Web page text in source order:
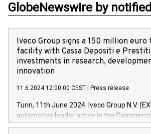
GlobeNewswire by notified
Iveco Group signs a 150 million
facility with Cassa Depositi e
investments in research,
innovation
11.6.2024 12:00:00 CEST Press release
Turin, 11th June 2024. Iveco Group N.V.
automotive leader active in the
Vehicles, Powertrain and related Financial